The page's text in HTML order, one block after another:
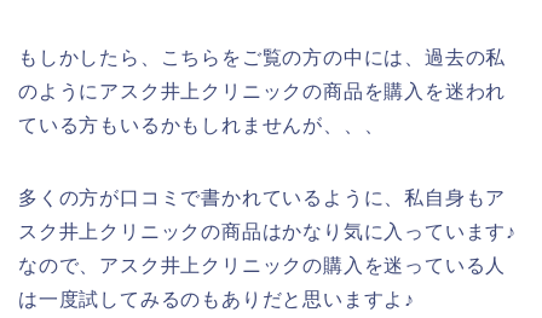
もしかしたら、こちらをご覧の方の中には、過去の私
のようにアスク井上クリニックの商品を購入を迷われ
ている方もいるかもしれませんが、、、
多くの方が口コミで書かれているように、私自身もア
スク井上クリニックの商品はかなり気に入っています♪
なので、アスク井上クリニックの購入を迷っている人
は一度試してみるのもありだと思いますよ♪